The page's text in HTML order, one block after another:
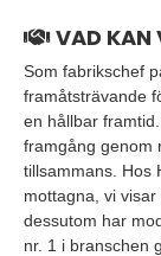
VAD KAN
Som fabrikschef
framåtsträvande
en hållbar
framgång genom
tillsammans. Hos
mottagna, vi
dessutom har
nr. 1 i branschen